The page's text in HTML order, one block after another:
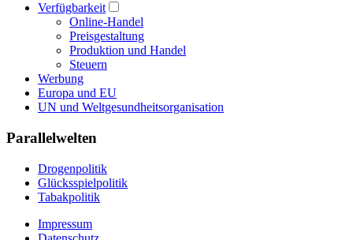
Verfügbarkeit
Online-Handel
Preisgestaltung
Produktion und Handel
Steuern
Werbung
Europa und EU
UN und Weltgesundheitsorganisation
Parallelwelten
Drogenpolitik
Glücksspielpolitik
Tabakpolitik
Impressum